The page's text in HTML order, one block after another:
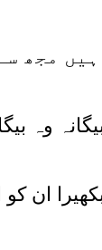
مجھ
وہ
ان کو